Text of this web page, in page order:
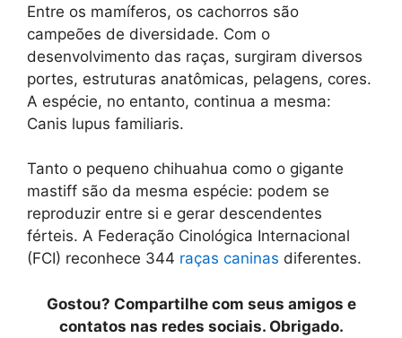
Entre os mamíferos, os cachorros são
campeões de diversidade. Com o
desenvolvimento das raças, surgiram diversos
portes, estruturas anatômicas, pelagens, cores.
A espécie, no entanto, continua a mesma:
Canis lupus familiaris.
Tanto o pequeno chihuahua como o gigante
mastiff são da mesma espécie: podem se
reproduzir entre si e gerar descendentes
férteis. A Federação Cinológica Internacional
(FCI) reconhece 344 raças caninas diferentes.
Gostou? Compartilhe com seus amigos e
contatos nas redes sociais. Obrigado.